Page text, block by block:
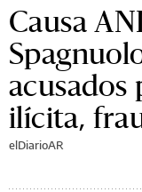
Causa
acusados
ilícita,
elDiarioAR